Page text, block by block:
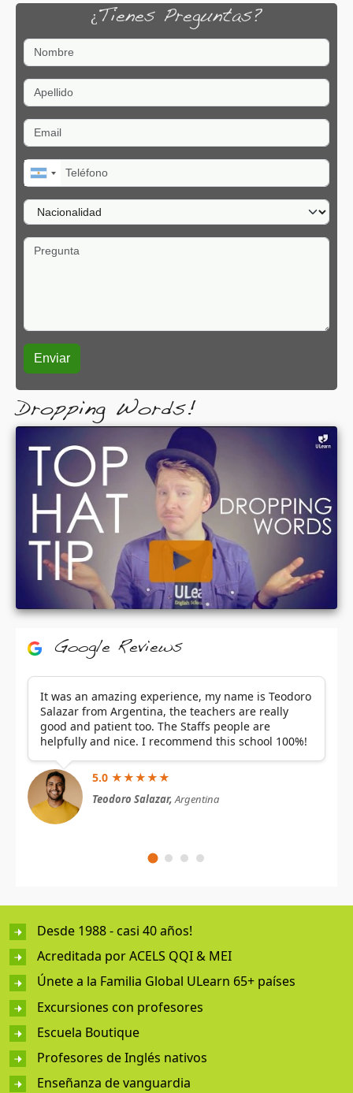
¿Tienes Preguntas?
Nombre
Apellido
Email
Teléfono
Nacionalidad
Pregunta
Dropping Words!
Google Reviews
It was an amazing experience, my name is Teodoro
Salazar from Argentina, the teachers are really
good and patient too. The Staffs people are
helpfully and nice. I recommend this school 100%!
5.0 ★★★★★
Teodoro Salazar,Argentina
Desde 1988 - casi 40 años!
Acreditada por ACELS QQI & MEI
Únete a la Familia Global ULearn 65+ países
Excursiones con profesores
Escuela Boutique
Profesores de Inglés nativos
Enseñanza de vanguardia